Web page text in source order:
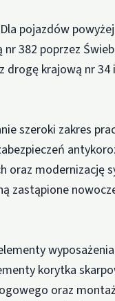
pojazdów
382 poprzez
drogę krajową nr 34
szeroki zakres
oraz modernizację
zastąpione
korytka
oraz